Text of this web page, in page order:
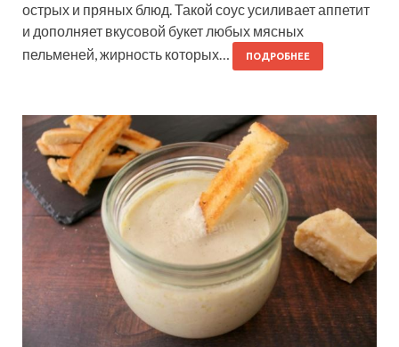
острых и пряных блюд. Такой соус усиливает аппетит
и дополняет вкусовой букет любых мясных
пельменей, жирность которых…
ПОДРОБНЕЕ